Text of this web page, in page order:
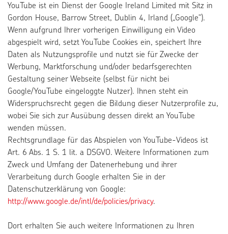
YouTube ist ein Dienst der Google Ireland Limited mit Sitz in
Gordon House, Barrow Street, Dublin 4, Irland („Google“).
Wenn aufgrund Ihrer vorherigen Einwilligung ein Video
abgespielt wird, setzt YouTube Cookies ein, speichert Ihre
Daten als Nutzungsprofile und nutzt sie für Zwecke der
Werbung, Marktforschung und/oder bedarfsgerechten
Gestaltung seiner Webseite (selbst für nicht bei
Google/YouTube eingeloggte Nutzer). Ihnen steht ein
Widerspruchsrecht gegen die Bildung dieser Nutzerprofile zu,
wobei Sie sich zur Ausübung dessen direkt an YouTube
wenden müssen.
Rechtsgrundlage für das Abspielen von YouTube-Videos ist
Art. 6 Abs. 1 S. 1 lit. a DSGVO. Weitere Informationen zum
Zweck und Umfang der Datenerhebung und ihrer
Verarbeitung durch Google erhalten Sie in der
Datenschutzerklärung von Google:
http://www.google.de/intl/de/policies/privacy.
Dort erhalten Sie auch weitere Informationen zu Ihren